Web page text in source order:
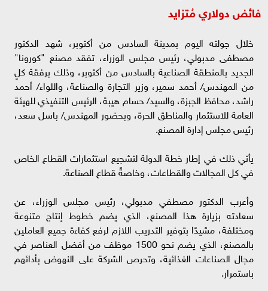
فائض دولاري مُتزايد
خلال جولته اليوم بمدينة السادس من أكتوبر، شهد الدكتور
مصطفى مدبولي، رئيس مجلس الوزراء، تفقد مصنع "كورونا"
الجديد بالمنطقة الصناعية بالسادس من أكتوبر، وذلك برفقة كلٍ
من المهندس/ أحمد سمير، وزير التجارة والصناعة، واللواء/ أحمد
راشد، محافظ الجبزة، والسيد/ حسام هيبة، الرئيس التنفيذي للهيئة
العامة للاستثمار والمناطق الحرة، وبحضور المهندس/ باسل سعد،
رئيس مجلس إدارة المصنع.
يأتي ذلك في إطار خطة الدولة لتشجيع استثمارات القطاع الخاص
في كل المجالات والقطاعات، وخاصةً قطاع الصناعة.
وأعرب الدكتور مصطفي مدبولي، رئيس مجلس الوزراء، عن
سعادته بزيارة هذا المصنع، الذي يضم خطوط إنتاج متنوعة
ومختلفة، مشيدًا بتوفير التدريب اللازم لرفع كفاءة جميع العاملين
بالمصنع، الذي يضم نحو 1500 موظف من أفضل العناصر في
مجال الصناعات الغذائية، وتحرص الشركة على النهوض بأدائهم
باستمرار.